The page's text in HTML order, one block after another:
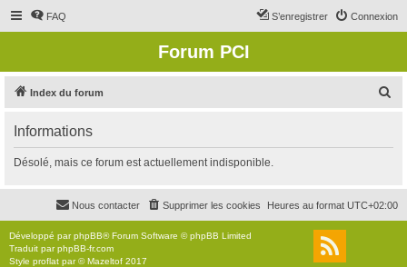
FAQ Connexion
S’enregistrer
Forum PCI
Index du forum
r
c
Informations
Désolé, mais ce forum est actuellement indisponible.
Heures au format UTC+02:00
Supprimer les cookies
Nous contacter
Développé parphpBB® Forum Software © phpBB Limited
Traduit parphpBB-fr.com
Style proflat par ©Mazeltof 2017